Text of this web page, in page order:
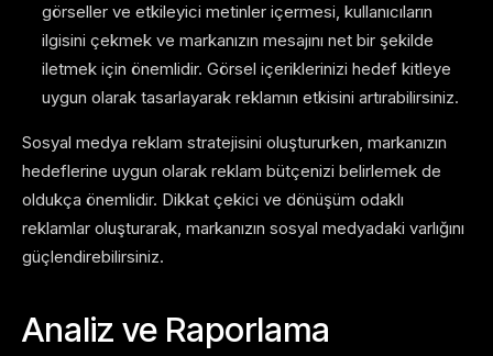
görseller ve etkileyici metinler içermesi, kullanıcıların
ilgisini çekmek ve markanızın mesajını net bir şekilde
iletmek için önemlidir. Görsel içeriklerinizi hedef kitleye
uygun olarak tasarlayarak reklamın etkisini artırabilirsiniz.
Sosyal medya reklam stratejisini oluştururken, markanızın
hedeflerine uygun olarak reklam bütçenizi belirlemek de
oldukça önemlidir. Dikkat çekici ve dönüşüm odaklı
reklamlar oluşturarak, markanızın sosyal medyadaki varlığını
güçlendirebilirsiniz.
Analiz ve Raporlama